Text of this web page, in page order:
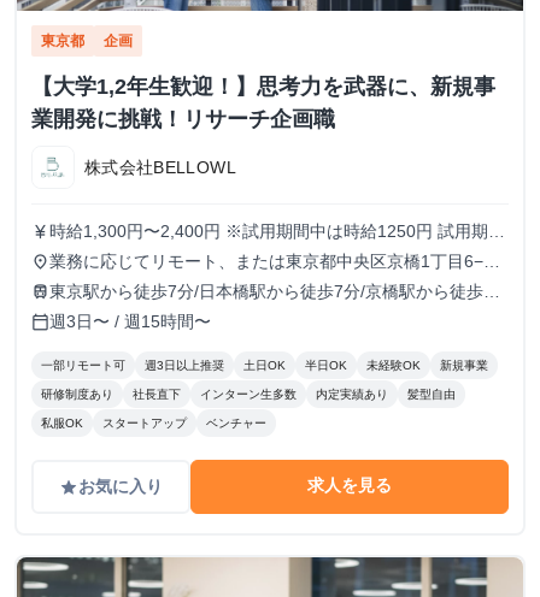
東京都 企画
【大学1,2年生歓迎！】思考力を武器に、新規事
業開発に挑戦！リサーチ企画職
株式会社BELLOWL
currency_yen 時給1,300円〜2,400円 ※試用期間中は時給1250円 試用期
間：3ヶ月〜6ヶ月（3ヶ月ごとに双方意思確認の上、契約を
更新）
place業務に応じてリモート、または東京都中央区京橋1丁目6−13
VORT京橋II 9Fのオフィスにて勤務
train東京駅から徒歩7分/日本橋駅から徒歩7分/京橋駅から徒歩5
分/宝町駅から徒歩8分
calendar_today週3日〜 / 週15時間〜
一部リモート可 週3日以上推奨 土日OK 半日OK 未経験OK 新規事業
研修制度あり 社長直下 インターン生多数 内定実績あり 髪型自由
私服OK スタートアップ ベンチャー
gradeお気に入り 求人を見る